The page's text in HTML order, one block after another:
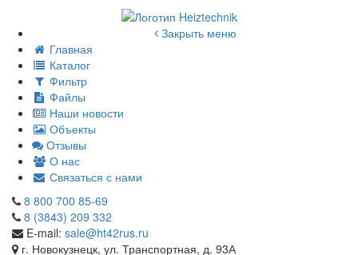
Закрыть меню
Главная
Каталог
Фильтр
Файлы
Наши новости
Объекты
Отзывы
О нас
Связаться с нами
8 800 700 85-69
8 (3843) 209 332
E-mail: sale@ht42rus.ru
г. Новокузнецк, ул. Транспортная, д. 93А